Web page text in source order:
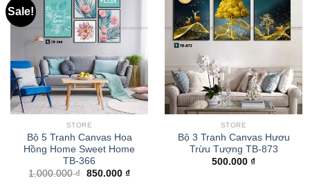
Sale!
STORE
Bộ 5 Tranh Canvas Hoa
Hồng Home Sweet Home
TB-366
1.000.000₫ 850.000 ₫
STORE
Bộ 3 Tranh Canvas Hươu
Trừu Tượng TB-873
500.000 ₫